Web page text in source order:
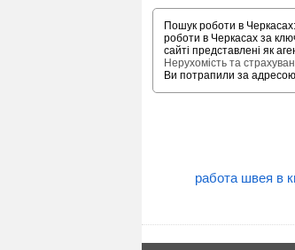
Пошук роботи в
роботи в Черкасах за
сайті представлені як
Нерухомість та
Ви потрапили за
работа швея в